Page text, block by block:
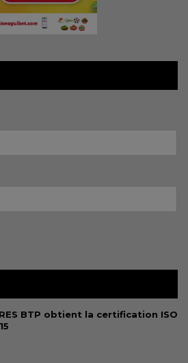
BTP obtient la certification ISO